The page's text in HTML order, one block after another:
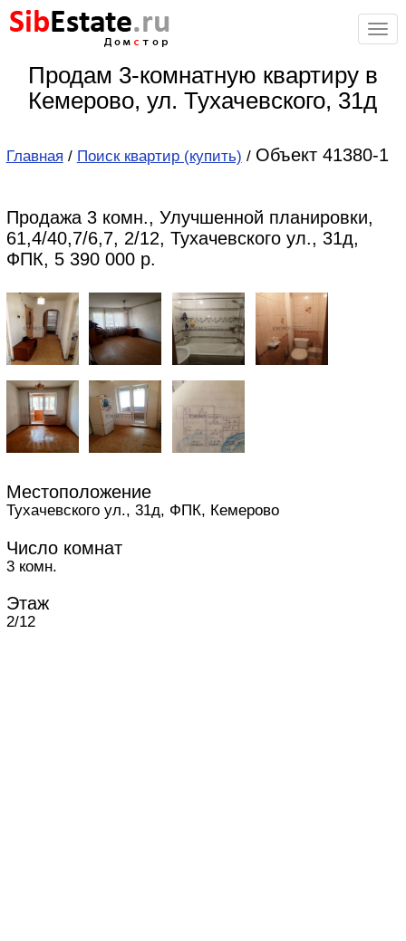
SibEstate.ru
стор
Продам 3-комнатную квартиру в
Кемерово, ул. Тухачевского, 31д
Главная / Поиск квартир (купить) / Объект 41380-1
Продажа 3 комн., Улучшенной планировки,
61,4/40,7/6,7, 2/12, Тухачевского ул., 31д,
ФПК, 5 390 000 р.
Местоположение
Тухачевского ул., 31д, ФПК, Кемерово
Число комнат
3 комн.
Этаж
2/12